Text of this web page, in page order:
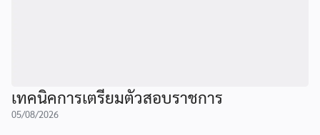
เทคนิคการเตรียมตัวสอบราชการ
05/08/2026